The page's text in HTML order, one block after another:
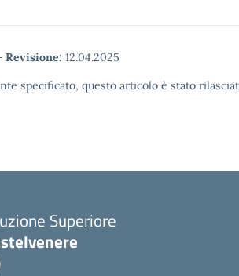
Revisione: 12.04.2025
specificato, questo articolo è stato
Superiore